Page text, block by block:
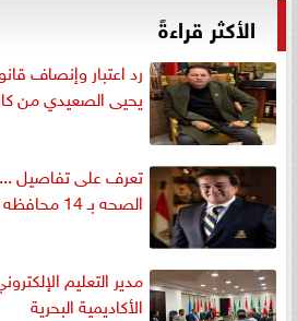
الأكثر قراءةً
رد اعتبار وإنصاف
يحيى الصعيدي من
تعرف على تفاصيل ....
الصحه بـ 14 محافظه
مدير التعليم
الأكاديمية البحرية